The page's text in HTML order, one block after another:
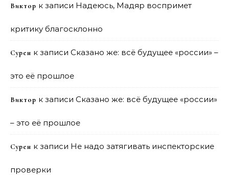
Виктор к записи Надеюсь, Мадяр воспримет
критику благосклонно
Сурен к записи Сказано же: всё будущее «россии» –
это её прошлое
Виктор к записи Сказано же: всё будущее «россии»
– это её прошлое
Сурен к записи Не надо затягивать инспекторские
проверки